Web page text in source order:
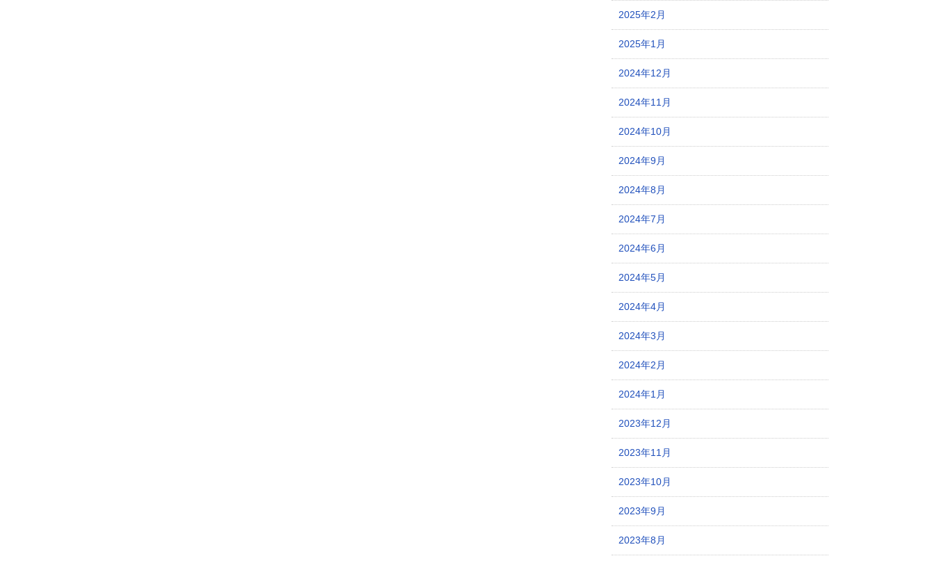
2025年2月
2025年1月
2024年12月
2024年11月
2024年10月
2024年9月
2024年8月
2024年7月
2024年6月
2024年5月
2024年4月
2024年3月
2024年2月
2024年1月
2023年12月
2023年11月
2023年10月
2023年9月
2023年8月